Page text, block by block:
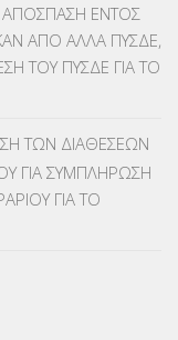
(319)
ΑΠΟΣΠΑΣΗ ΕΝΤΟΣ
ΑΠΟ ΑΛΛΑ ΠΥΣΔΕ,
ΤΟΥ ΠΥΣΔΕ ΓΙΑ ΤΟ
ΤΩΝ ΔΙΑΘΕΣΕΩΝ
ΓΙΑ ΣΥΜΠΛΗΡΩΣΗ
ΓΙΑ ΤΟ